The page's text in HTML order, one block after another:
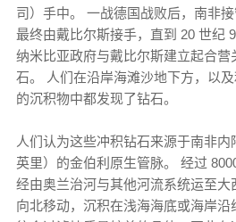
司）手中。 一战德国战败后，南非
最终由戴比尔斯接手，直到 20 世纪
纳米比亚政府与戴比尔斯建立起合
石。 人们在沿岸海滩沙地下方，以
的沉积物中都发现了钻石。
人们认为这些冲积钻石来源于南非
英里）的金伯利原生管脉。 经过
经由奥兰治河与其他河流系统运至
向北移动，沉积在浅海海底或海岸